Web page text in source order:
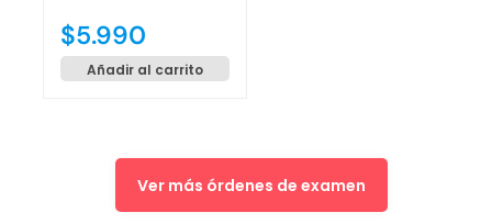
$5.990
Añadir al carrito
Ver más órdenes de examen